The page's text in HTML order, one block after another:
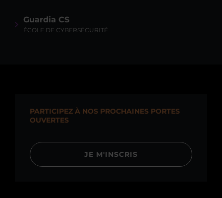
Guardia CS
ÉCOLE DE CYBERSÉCURITÉ
PARTICIPEZ À NOS PROCHAINES PORTES
OUVERTES
JE M'INSCRIS